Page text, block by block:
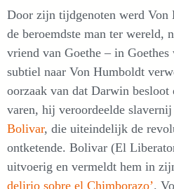
Door zijn tijdgenoten werd Von
de beroemdste man ter wereld,
vriend van Goethe – in
subtiel naar Von Humboldt
oorzaak van dat Darwin besloot
varen, hij veroordeelde
Bolivar, die uiteindelijk de
ontketende. Bolivar (El
uitvoerig en vermeldt hem in
delirio sobre el Chimborazo’.